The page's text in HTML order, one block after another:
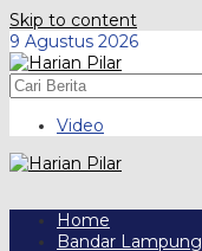
Skip to content
9 Agustus 2026
Video
Home
Bandar Lampung